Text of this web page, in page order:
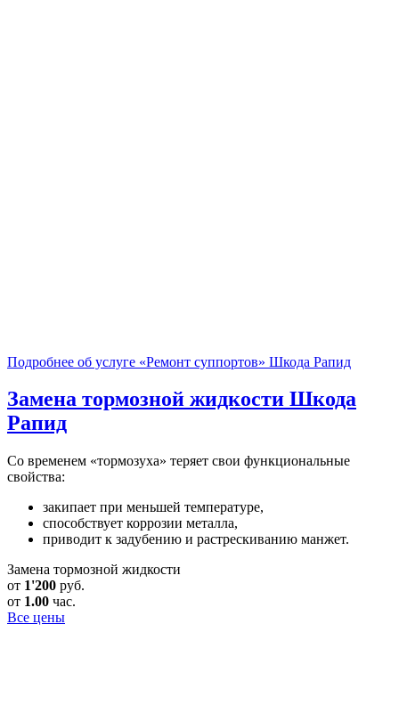
Подробнее об услуге «Ремонт суппортов» Шкода Рапид
Замена тормозной жидкости Шкода
Рапид
Со временем «тормозуха» теряет свои функциональные
свойства:
закипает при меньшей температуре,
способствует коррозии металла,
приводит к задубению и растрескиванию манжет.
Замена тормозной жидкости
от 1'200 руб.
от 1.00 час.
Все цены